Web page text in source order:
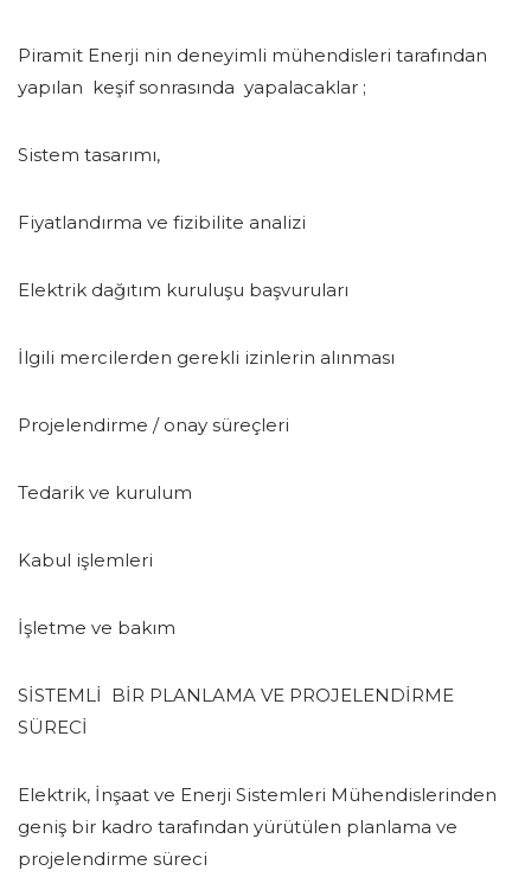
Piramit Enerji nin deneyimli mühendisleri tarafından
yapılan keşif sonrasında yapalacaklar ;
Sistem tasarımı,
Fiyatlandırma ve fizibilite analizi
Elektrik dağıtım kuruluşu başvuruları
İlgili mercilerden gerekli izinlerin alınması
Projelendirme / onay süreçleri
Tedarik ve kurulum
Kabul işlemleri
İşletme ve bakım
SİSTEMLİ BİR PLANLAMA VE PROJELENDİRME
SÜRECİ
Elektrik, İnşaat ve Enerji Sistemleri Mühendislerinden
geniş bir kadro tarafından yürütülen planlama ve
projelendirme süreci